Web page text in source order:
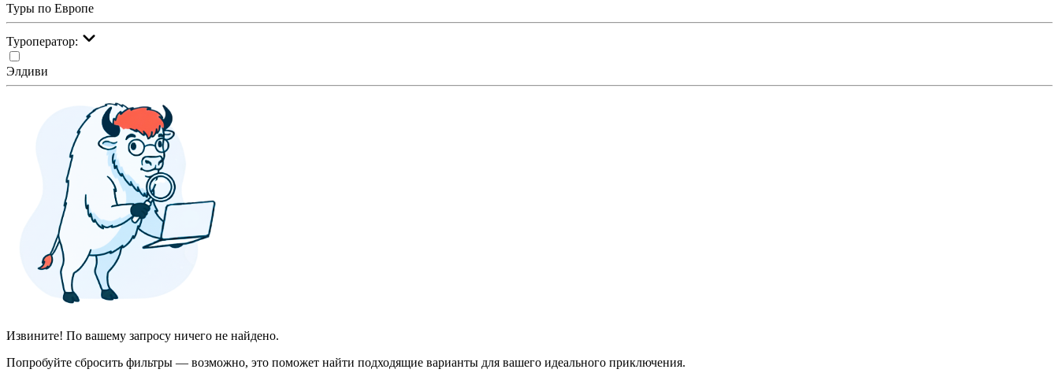
Туры по Европе
Туроператор:
Элдиви
Извините! По вашему запросу ничего не найдено.
Попробуйте сбросить фильтры — возможно, это поможет найти подходящие варианты для вашего идеального приключения.